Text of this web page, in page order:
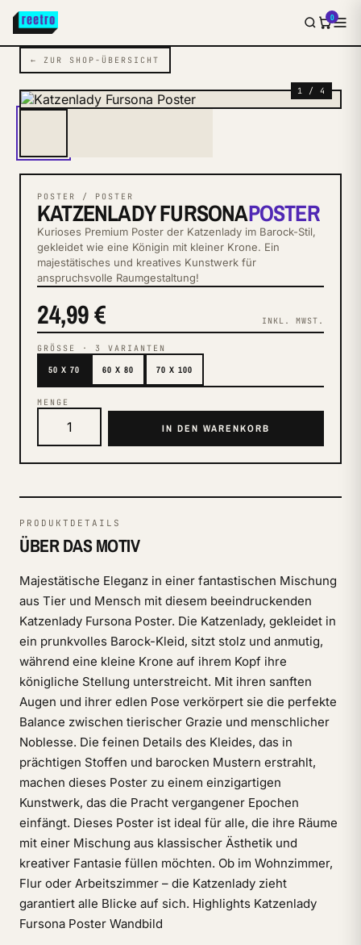
0
← ZUR SHOP-ÜBERSICHT
1 / 4
POSTER / POSTER
KATZENLADY FURSONAPOSTER
Kurioses Premium Poster der Katzenlady im Barock-Stil,
gekleidet wie eine Königin mit kleiner Krone. Ein
majestätisches und kreatives Kunstwerk für
anspruchsvolle Raumgestaltung!
24,99 € INKL. MWST.
GRÖSSE · 3 VARIANTEN
50 X 70 60 X 80 70 X 100
MENGE
IN DEN WARENKORB
PRODUKTDETAILS
ÜBER DAS MOTIV
Majestätische Eleganz in einer fantastischen Mischung
aus Tier und Mensch mit diesem beeindruckenden
Katzenlady Fursona Poster. Die Katzenlady, gekleidet in
ein prunkvolles Barock-Kleid, sitzt stolz und anmutig,
während eine kleine Krone auf ihrem Kopf ihre
königliche Stellung unterstreicht. Mit ihren sanften
Augen und ihrer edlen Pose verkörpert sie die perfekte
Balance zwischen tierischer Grazie und menschlicher
Noblesse. Die feinen Details des Kleides, das in
prächtigen Stoffen und barocken Mustern erstrahlt,
machen dieses Poster zu einem einzigartigen
Kunstwerk, das die Pracht vergangener Epochen
einfängt. Dieses Poster ist ideal für alle, die ihre Räume
mit einer Mischung aus klassischer Ästhetik und
kreativer Fantasie füllen möchten. Ob im Wohnzimmer,
Flur oder Arbeitszimmer – die Katzenlady zieht
garantiert alle Blicke auf sich. Highlights Katzenlady
Fursona Poster Wandbild